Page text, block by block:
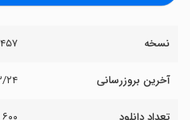
نسخه
آخرین بروزرسانی